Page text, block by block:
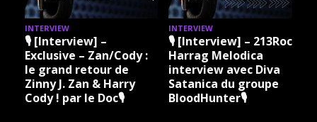
INTERVIEW
🎙 [Interview] –
Exclusive – Zan/Cody :
le grand retour de
Zinny J. Zan & Harry
Cody ! par le Doc🎙
INTERVIEW
🎙 [Interview] – 213Rock
Harrag Melodica
interview avec Diva
Satanica du groupe
BloodHunter🎙